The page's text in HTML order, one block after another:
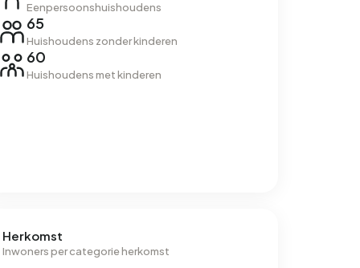
Eenpersoonshuishoudens
65
Huishoudens zonder kinderen
60
Huishoudens met kinderen
Herkomst
Inwoners per categorie herkomst